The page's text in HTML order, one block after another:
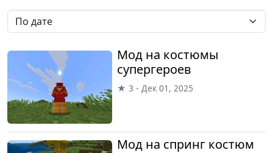
Мод на костюмы
супергероев
★ 3 - Дек 01, 2025
Мод на спринг костюм